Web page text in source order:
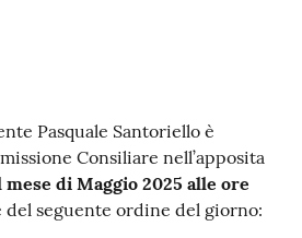
Pasquale Santoriello è
Consiliare nell’apposita
mese di Maggio 2025 alle ore
seguente ordine del giorno: